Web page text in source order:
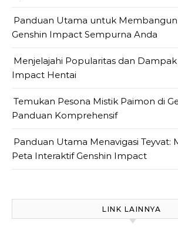
Panduan Utama untuk
Genshin Impact Sempurna Anda
Menjelajahi Popularitas dan
Impact Hentai
Temukan Pesona Mistik Paimon di
Panduan Komprehensif
Panduan Utama Menavigasi Teyvat:
Peta Interaktif Genshin Impact
LINK LAINNYA